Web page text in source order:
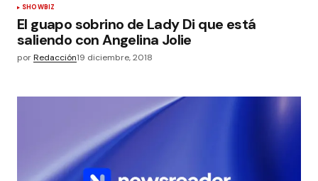
SHOWBIZ
El guapo sobrino de Lady Di que está
saliendo con Angelina Jolie
porRedacción19 diciembre, 2018